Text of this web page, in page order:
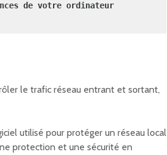
de votre ordinateur
le trafic réseau entrant et sortant,
utilisé pour protéger un réseau local
protection et une sécurité en